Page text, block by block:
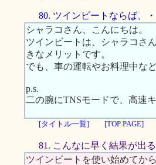
80. ツインビートならば、
シャラコさん、こんにちは。
ツインビートは、シャラコさ
きなメリットです。
でも、車の運転やお料理中な
p.s.
二の腕にTNSモードで、高速
[タイトル一覧] [TOP PAGE]
81. こんなに早く結果が出
ツインビートを使い始めてか